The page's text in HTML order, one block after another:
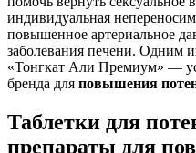
индивидуальная
повышенное артериальное
заболевания печени. Одним
«Тонгкат Али Премиум» —
бренда для повышения
Таблетки для
препараты для